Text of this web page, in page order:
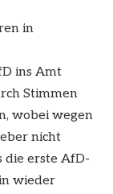
in
ins Amt
Stimmen
wobei wegen
nicht
die erste AfD-
wieder